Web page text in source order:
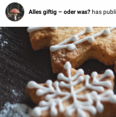
Alles giftig – oder was? has